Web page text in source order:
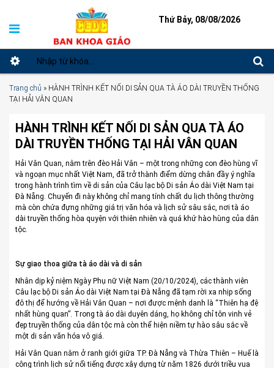
Thứ Bảy, 08/08/2026
Trang chủ » HÀNH TRÌNH KẾT NỐI DI SẢN QUA TÀ ÁO DÀI TRUYỀN THỐNG
TẠI HẢI VÂN QUAN
HÀNH TRÌNH KẾT NỐI DI SẢN QUA TÀ ÁO
DÀI TRUYỀN THỐNG TẠI HẢI VÂN QUAN
Hải Vân Quan, nằm trên đèo Hải Vân – một trong những con đèo hùng vĩ
và ngoạn mục nhất Việt Nam, đã trở thành điểm dừng chân đầy ý nghĩa
trong hành trình tìm về di sản của Câu lạc bộ Di sản Áo dài Việt Nam tại
Đà Nẵng. Chuyến đi này không chỉ mang tính chất du lịch thông thường
mà còn chứa đựng những giá trị văn hóa và lịch sử sâu sắc, nơi tà áo
dài truyền thống hòa quyện với thiên nhiên và quá khứ hào hùng của dân
tộc.
Sự giao thoa giữa tà áo dài và di sản
Nhân dịp kỷ niệm Ngày Phụ nữ Việt Nam (20/10/2024), các thành viên
Câu lạc bộ Di sản Áo dài Việt Nam tại Đà Nẵng đã tạm rời xa nhịp sống
đô thị để hướng về Hải Vân Quan – nơi được mệnh danh là “Thiên hạ đệ
nhất hùng quan”. Trong tà áo dài duyên dáng, họ không chỉ tôn vinh vẻ
đẹp truyền thống của dân tộc mà còn thể hiện niềm tự hào sâu sắc về
một di sản văn hóa vô giá.
Hải Vân Quan nằm ở ranh giới giữa TP. Đà Nẵng và Thừa Thiên – Huế là
công trình lịch sử nổi tiếng được xây dựng từ năm 1826 dưới triều vua